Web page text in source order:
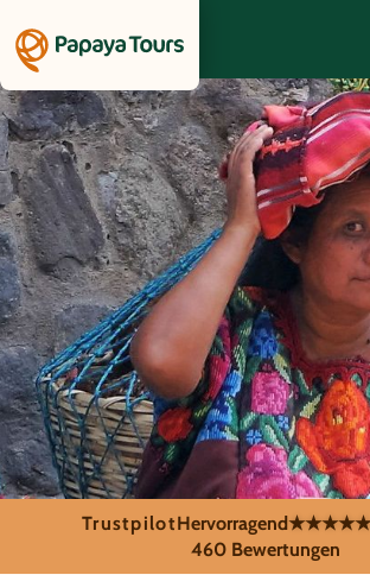
Guatemala/
TrustpilotHervorragend★★★★★
460 Bewertungen